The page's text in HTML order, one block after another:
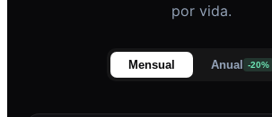
por vida.
Mensual Anual -20%